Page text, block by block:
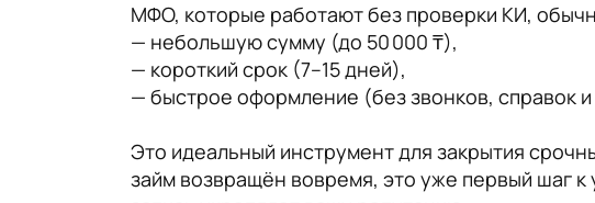
МФО, которые работают без проверки КИ,
— небольшую сумму (до 50 000 ₸),
— короткий срок (7–15 дней),
— быстрое оформление (без звонков, справок
Это идеальный инструмент для закрытия
займ возвращён вовремя, это уже первый шаг